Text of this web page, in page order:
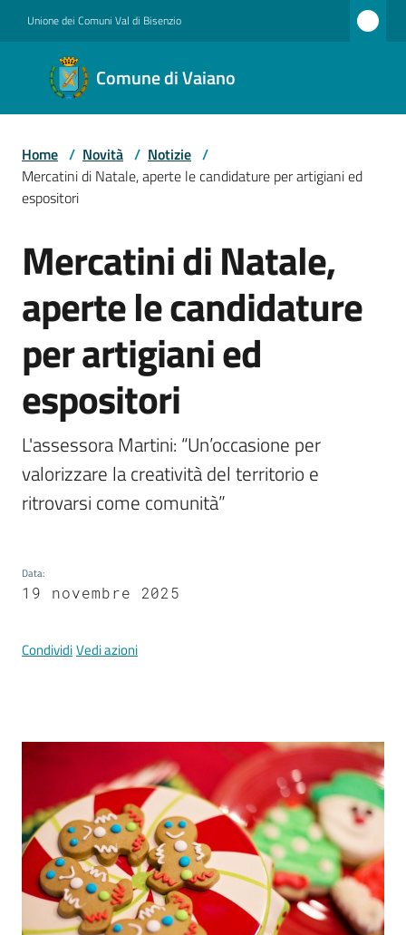
Unione dei Comuni Val di Bisenzio
Comune di Vaiano
Comune
di
Vaiano
Amministrazione
Novità
Documenti
e
dati
Argomenti
Home / Novità / Notizie /
Mercatini di Natale, aperte le candidature per artigiani ed
espositori
Salta al contenuto
Mercatini di Natale,
aperte le candidature
per artigiani ed
espositori
L'assessora Martini: “Un’occasione per
valorizzare la creatività del territorio e
ritrovarsi come comunità”
Data:
19 novembre 2025
CondividiVedi azioni